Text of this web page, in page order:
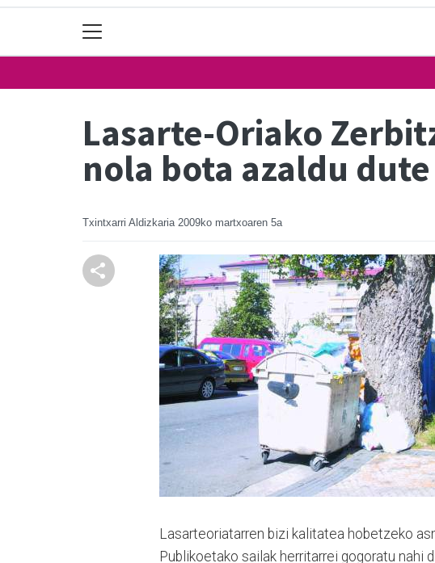
Lasarte-Oriako
nola bota azaldu dute
Txintxarri Aldizkaria 2009ko martxoaren 5a
Lasarteoriatarren bizi kalitatea hobetzeko
Publikoetako sailak herritarrei gogoratu nahi